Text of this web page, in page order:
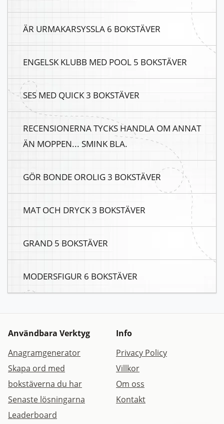
ÄR URMAKARSYSSLA 6 BOKSTÄVER
ENGELSK KLUBB MED POOL 5 BOKSTÄVER
SES MED QUICK 3 BOKSTÄVER
RECENSIONERNA TYCKS HANDLA OM ANNAT
ÄN MOPPEN... SMINK BLA.
GÖR BONDE OROLIG 3 BOKSTÄVER
MAT OCH DRYCK 3 BOKSTÄVER
GRAND 5 BOKSTÄVER
MODERSFIGUR 6 BOKSTÄVER
Användbara Verktyg
Anagramgenerator
Skapa ord med
bokstäverna du har
Senaste lösningarna
Leaderboard
Info
Privacy Policy
Villkor
Om oss
Kontakt